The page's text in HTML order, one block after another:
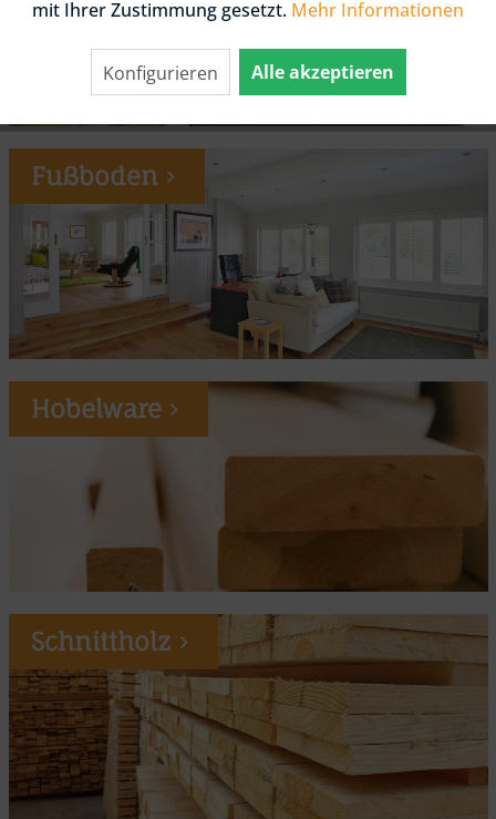
Fußboden
Hobelware
Schnittholz
mit Ihrer Zustimmung gesetzt. Mehr Informationen
Alle akzeptieren
Konfigurieren